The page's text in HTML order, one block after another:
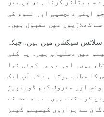
سے متاثر کرتا ہے، جن میں
اپنی دلچسپی اور تنوع کی
سے کھلاڑیوں میں مقبول ہیں۔
ٹائٹلز سلاٹس سیکشن میں ہیں، جبکہ
کیسینو میں دستیاب ہیں۔ یہ کئی
ہیں، اور جب یہ کوئی نیا
کا مطلب ہوتا ہے کہ آپ ایک
اور معروف گیم ڈویلپرز
کر سکتے ہیں۔ یہ صنعت کے
سے ہزاروں کیسینو گیمز